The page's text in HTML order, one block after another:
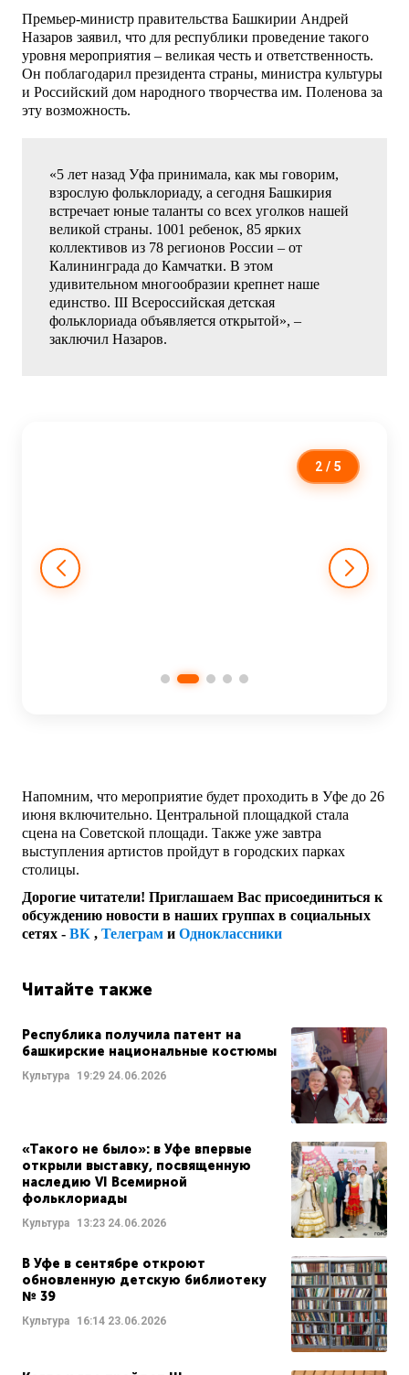
Премьер-министр правительства Башкирии Андрей
Назаров заявил, что для республики проведение такого
уровня мероприятия – великая честь и ответственность.
Он поблагодарил президента страны, министра культуры
и Российский дом народного творчества им. Поленова за
эту возможность.
«5 лет назад Уфа принимала, как мы говорим,
взрослую фольклориаду, а сегодня Башкирия
встречает юные таланты со всех уголков нашей
великой страны. 1001 ребенок, 85 ярких
коллективов из 78 регионов России – от
Калининграда до Камчатки. В этом
удивительном многообразии крепнет наше
единство. III Всероссийская детская
фольклориада объявляется открытой», –
заключил Назаров.
2 / 5
Напомним, что мероприятие будет проходить в Уфе до 26
июня включительно. Центральной площадкой стала
сцена на Советской площади. Также уже завтра
выступления артистов пройдут в городских парках
столицы.
Дорогие читатели! Приглашаем Вас присоединиться к
обсуждению новости в наших группах в социальных
сетях - ВК , Телеграм и Одноклассники
Читайте также
Республика получила патент на
башкирские национальные костюмы
Культура 19:29 24.06.2026
«Такого не было»: в Уфе впервые
открыли выставку, посвященную
наследию VI Всемирной
фольклориады
Культура 13:23 24.06.2026
В Уфе в сентябре откроют
обновленную детскую библиотеку
№ 39
Культура 16:14 23.06.2026